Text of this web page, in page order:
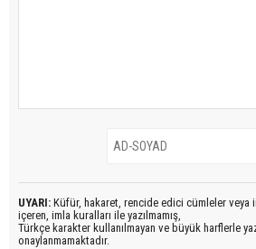
UYARI: Küfür, hakaret, rencide edici cümleler veya
içeren, imla kuralları ile yazılmamış,
Türkçe karakter kullanılmayan ve büyük harflerle
onaylanmamaktadır.